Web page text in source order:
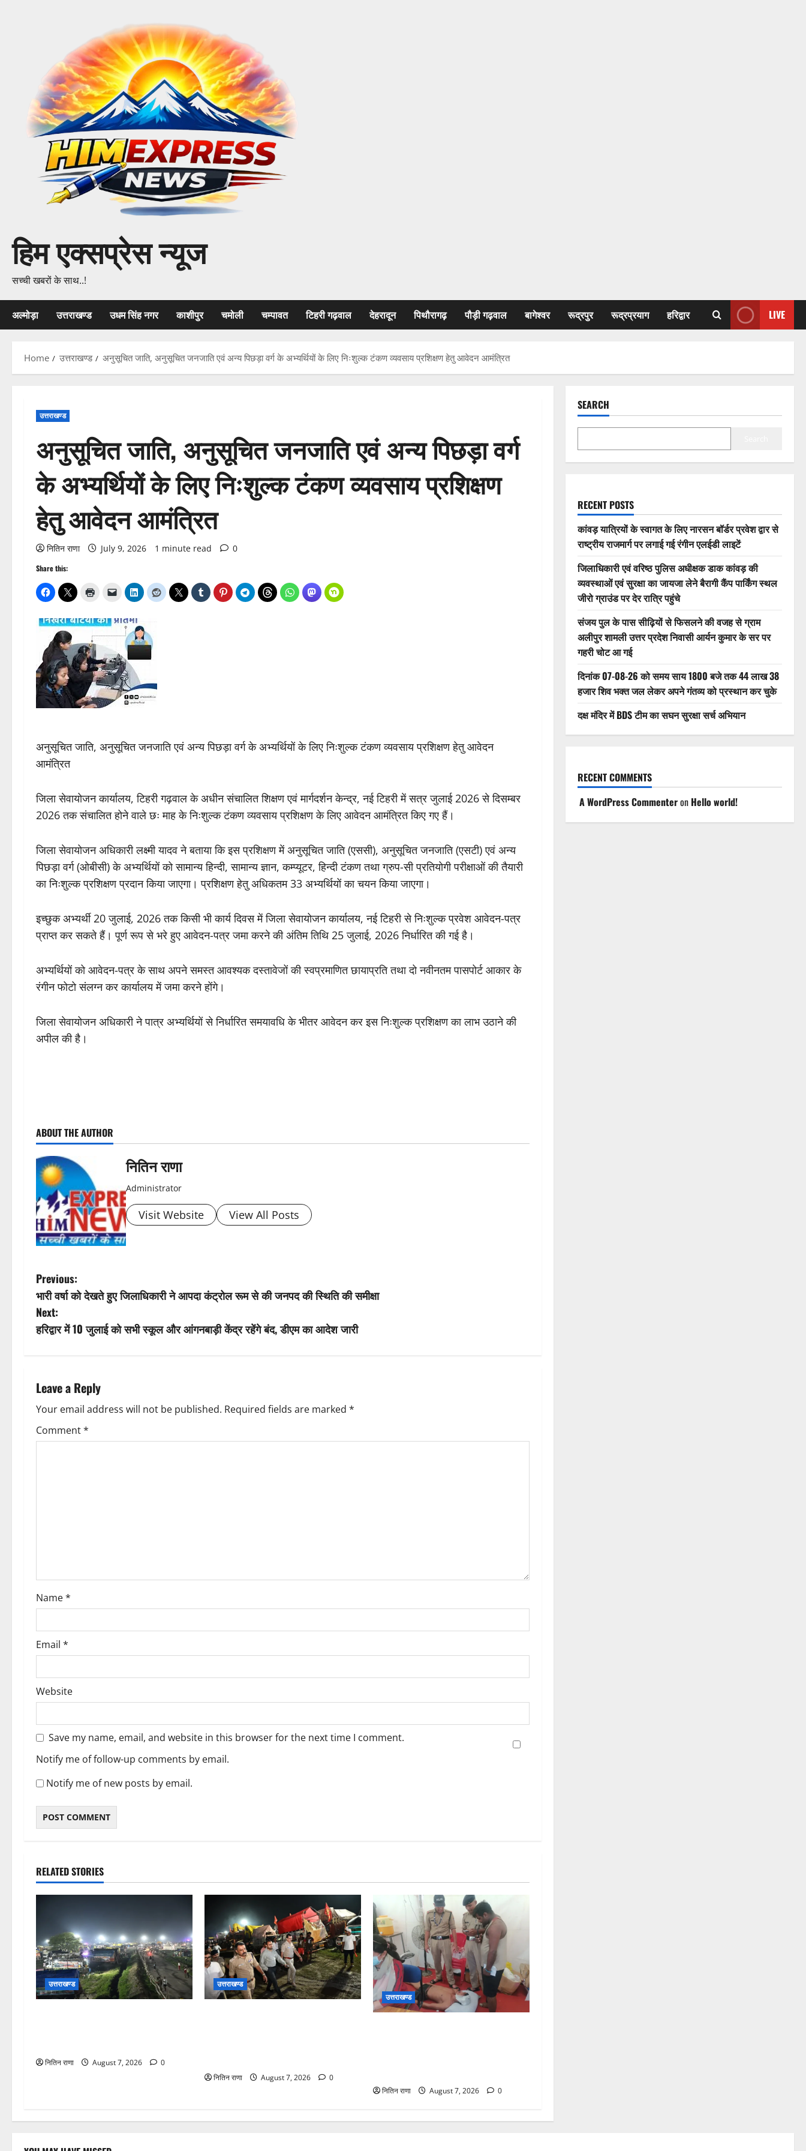
हिम एक्सप्रेस न्यूज
सच्ची खबरों के साथ..!
अल्मोड़ा उत्तराखण्ड उधम सिंह नगर काशीपुर चमोली चम्पावत टिहरी गढ़वाल देहरादून पिथौरागढ़ पौड़ी गढ़वाल बागेश्वर रूद्रपुर रूद्रप्रयाग हरिद्वार LIVE
Home उत्तराखण्ड अनुसूचित जाति, अनुसूचित जनजाति एवं अन्य पिछड़ा वर्ग के अभ्यर्थियों के लिए निःशुल्क टंकण व्यवसाय प्रशिक्षण हेतु आवेदन आमंत्रित
उत्तराखण्ड
अनुसूचित जाति, अनुसूचित जनजाति एवं अन्य पिछड़ा वर्ग
के अभ्यर्थियों के लिए निःशुल्क टंकण व्यवसाय प्रशिक्षण
हेतु आवेदन आमंत्रित
नितिन राणा July 9, 2026 1 minute read 0
Share this:
अनुसूचित जाति, अनुसूचित जनजाति एवं अन्य पिछड़ा वर्ग के अभ्यर्थियों के लिए निःशुल्क टंकण व्यवसाय प्रशिक्षण हेतु आवेदन
आमंत्रित
जिला सेवायोजन कार्यालय, टिहरी गढ़वाल के अधीन संचालित शिक्षण एवं मार्गदर्शन केन्द्र, नई टिहरी में सत्र जुलाई 2026 से दिसम्बर
2026 तक संचालित होने वाले छः माह के निःशुल्क टंकण व्यवसाय प्रशिक्षण के लिए आवेदन आमंत्रित किए गए हैं।
जिला सेवायोजन अधिकारी लक्ष्मी यादव ने बताया कि इस प्रशिक्षण में अनुसूचित जाति (एससी), अनुसूचित जनजाति (एसटी) एवं अन्य
पिछड़ा वर्ग (ओबीसी) के अभ्यर्थियों को सामान्य हिन्दी, सामान्य ज्ञान, कम्प्यूटर, हिन्दी टंकण तथा ग्रुप-सी प्रतियोगी परीक्षाओं की तैयारी
का निःशुल्क प्रशिक्षण प्रदान किया जाएगा। प्रशिक्षण हेतु अधिकतम 33 अभ्यर्थियों का चयन किया जाएगा।
इच्छुक अभ्यर्थी 20 जुलाई, 2026 तक किसी भी कार्य दिवस में जिला सेवायोजन कार्यालय, नई टिहरी से निःशुल्क प्रवेश आवेदन-पत्र
प्राप्त कर सकते हैं। पूर्ण रूप से भरे हुए आवेदन-पत्र जमा करने की अंतिम तिथि 25 जुलाई, 2026 निर्धारित की गई है।
अभ्यर्थियों को आवेदन-पत्र के साथ अपने समस्त आवश्यक दस्तावेजों की स्वप्रमाणित छायाप्रति तथा दो नवीनतम पासपोर्ट आकार के
रंगीन फोटो संलग्न कर कार्यालय में जमा करने होंगे।
जिला सेवायोजन अधिकारी ने पात्र अभ्यर्थियों से निर्धारित समयावधि के भीतर आवेदन कर इस निःशुल्क प्रशिक्षण का लाभ उठाने की
अपील की है।
o
s
t
n
a
v
i
g
a
i
o
n
ABOUT THE AUTHOR
नितिन राणा
Administrator
Visit Website View All Posts
P
o
s
n
a
v
o
n
Previous:
भारी वर्षा को देखते हुए जिलाधिकारी ने आपदा कंट्रोल रूम से की जनपद की स्थिति की समीक्षा
Next:
हरिद्वार में 10 जुलाई को सभी स्कूल और आंगनबाड़ी केंद्र रहेंगे बंद, डीएम का आदेश जारी
Leave a Reply
Your email address will not be published. Required fields are marked *
Comment*
Name*
Email *
Website
Save my name, email, and website in this browser for the next time I comment.
Notify me of follow-up comments by email.
Notify me of new posts by email.
RELATED STORIES
उत्तराखण्ड
नितिन राणा August 7, 2026 0
उत्तराखण्ड
नितिन राणा August 7, 2026 0
उत्तराखण्ड
नितिन राणा August 7, 2026 0
SEARCH
RECENT POSTS
कांवड़ यात्रियों के स्वागत के लिए नारसन बॉर्डर प्रवेश द्वार से
राष्ट्रीय राजमार्ग पर लगाई गई रंगीन एलईडी लाइटें
जिलाधिकारी एवं वरिष्ठ पुलिस अधीक्षक डाक कांवड़ की
व्यवस्थाओं एवं सुरक्षा का जायजा लेने बैरागी कैंप पार्किंग स्थल
जीरो ग्राउंड पर देर रात्रि पहुंचे
संजय पुल के पास सीढ़ियों से फिसलने की वजह से ग्राम
अलीपुर शामली उत्तर प्रदेश निवासी आर्यन कुमार के सर पर
गहरी चोट आ गई
दिनांक 07-08-26 को समय साय 1800 बजे तक 44 लाख 38
हजार शिव भक्त जल लेकर अपने गंतव्य को प्रस्थान कर चुके
दक्ष मंदिर में BDS टीम का सघन सुरक्षा सर्च अभियान
RECENT COMMENTS
A WordPress Commenteron Hello world!